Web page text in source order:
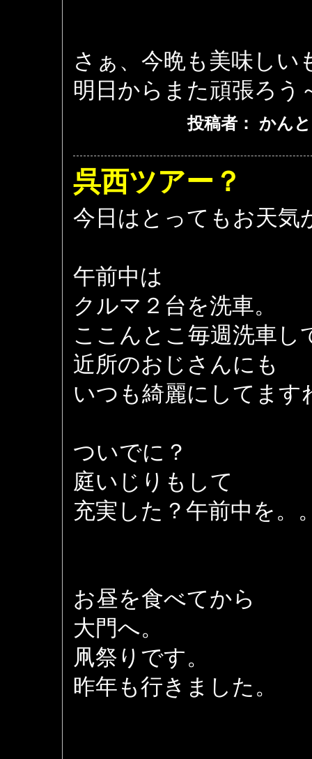
さぁ、今晩も美味し
明日からまた頑張ろう
投稿者： かん
呉西ツアー？
今日はとってもお天気
午前中は
クルマ２台を洗車。
ここんとこ毎週洗車し
近所のおじさんにも
いつも綺麗にしてます
ついでに？
庭いじりもして
充実した？午前中を。
お昼を食べてから
大門へ。
凧祭りです。
昨年も行きました。